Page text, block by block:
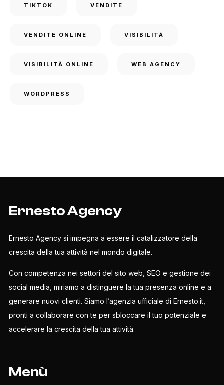
TIKTOK VENDITE
VENDITE ONLINE VISIBILITÀ
VISIBILITÀ ONLINE WEB AGENCY
WORDPRESS
Ernesto Agency
Ernesto Agency si impegna a essere il catalizzatore della
crescita della tua attività nel mondo digitale.
Con competenza nei settori del sito web, SEO e gestione dei
social media, miriamo a distinguere la tua presenza online e a
generare nuovi clienti. Siamo l’agenzia ufficiale di Ernesto.it,
pronti a collaborare con te per sbloccare il tuo potenziale e
accelerare la crescita della tua attività.
Menù